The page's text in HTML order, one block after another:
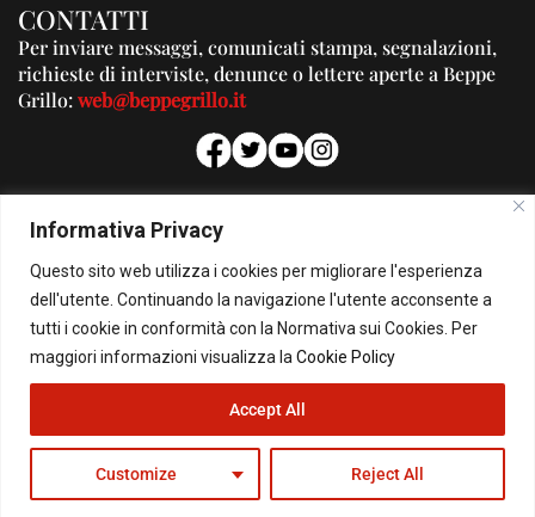
Informativa Privacy
Questo sito web utilizza i cookies per migliorare l'esperienza
dell'utente. Continuando la navigazione l'utente acconsente a
tutti i cookie in conformità con la Normativa sui Cookies. Per
maggiori informazioni visualizza la Cookie Policy
Customize Reject All
Accept All
CONTATTI
Per inviare messaggi, comunicati stampa, segnalazioni,
richieste di interviste, denunce o lettere aperte a Beppe
Grillo:web@beppegrillo.it
PUBBLICITA'
Per la tua pubblicità su questo Blog:
pubblicita@beppegrillo.it
© Copyright 2026 - Il Blog di Beppe Grillo. All Rights Reserved - Powered by
happygrafic.com